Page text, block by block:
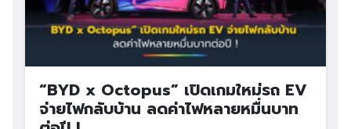
“BYD x Octopus” เปิดเกมใหม่รถ EV
จ่ายไฟกลับบ้าน ลดค่าไฟหลายหมื่นบาท